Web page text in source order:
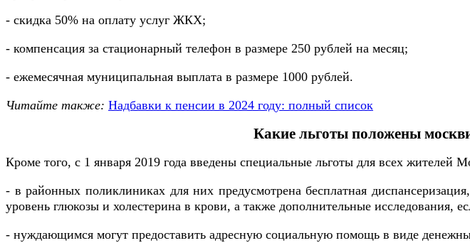
- скидка 50% на оплату услуг ЖКХ;
- компенсация за стационарный телефон в размере 250 рублей на месяц;
- ежемесячная муниципальная выплата в размере 1000 рублей.
Читайте также: Надбавки к пенсии в 2024 году: полный список
Какие льготы положены
Кроме того, с 1 января 2019 года введены специальные льготы для всех жителей
- в районных поликлиниках для них предусмотрена бесплатная
уровень глюкозы и холестерина в крови, а также дополнительные исследования,
- нуждающимся могут предоставить адресную социальную помощь в виде